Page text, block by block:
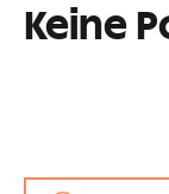
Keine